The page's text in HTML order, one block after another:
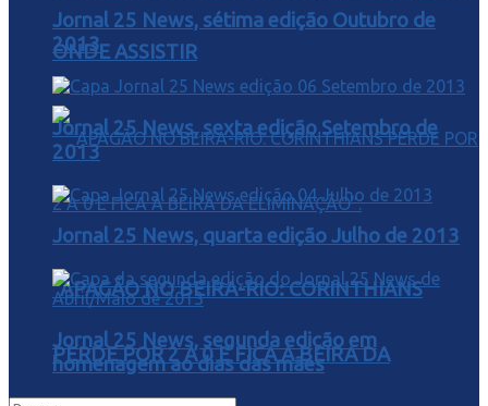
ONDE ASSISTIR
“APAGÃO NO BEIRA-RIO: CORINTHIANS
PERDE POR 2 A 0 E FICA À BEIRA DA
Jornal 25 News, sétima edição Outubro de
2013
Jornal 25 News, sexta edição Setembro de
2013
Jornal 25 News, quarta edição Julho de 2013
Jornal 25 News, segunda edição em
homenagem ao dias das mães